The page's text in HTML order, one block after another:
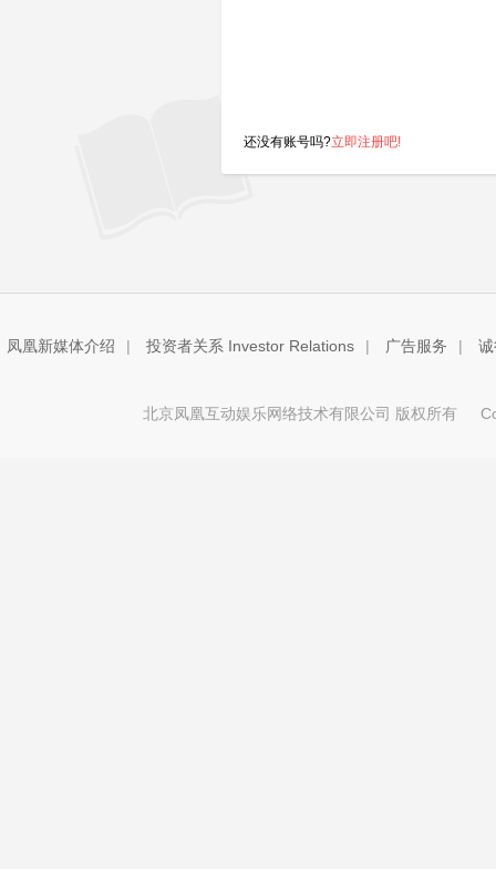
还没有账号吗?立即注册吧!
凤凰新媒体介绍 | 投资者关系 Investor Relations | 广告服务 |
北京凤凰互动娱乐网络技术有限公司 版权所有